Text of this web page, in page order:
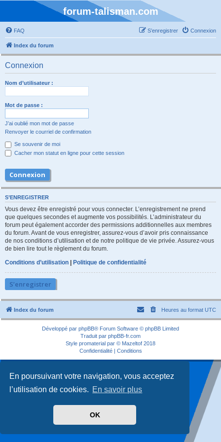
En poursuivant votre navigation, vous acceptez
l’utilisation de cookies. En savoir plus
OK
forum-talisman.com
FAQ Connexion
S’enregistrer
Index du forum
Connexion
Nom d’utilisateur :
Mot de passe :
J’ai oublié mon mot de passe
Renvoyer le courriel de confirmation
Se souvenir de moi
Cacher mon statut en ligne pour cette session
S’ENREGISTRER
Vous devez être enregistré pour vous connecter. L’enregistrement ne prend
que quelques secondes et augmente vos possibilités. L’administrateur du
forum peut également accorder des permissions additionnelles aux membres
du forum. Avant de vous enregistrer, assurez-vous d’avoir pris connaissance
de nos conditions d’utilisation et de notre politique de vie privée. Assurez-vous
de bien lire tout le règlement du forum.
Conditions d’utilisation | Politique de confidentialité
S’enregistrer
Index du forum Heures au format UTC
Développé par phpBB® Forum Software © phpBB Limited
Traduit par phpBB-fr.com
Style promaterial par © Mazeltof 2018
Confidentialité| Conditions